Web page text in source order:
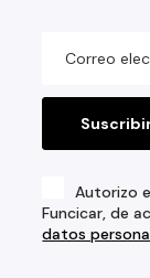
Autorizo
Funcicar, de
datos